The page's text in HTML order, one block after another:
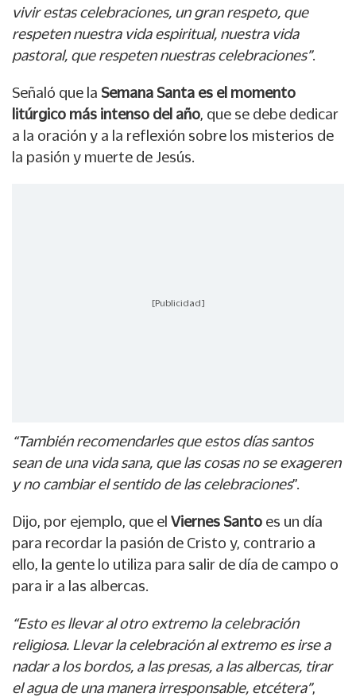
vivir estas celebraciones, un gran respeto, que
respeten nuestra vida espiritual, nuestra vida
pastoral, que respeten nuestras celebraciones”.
Señaló que la Semana Santa es el momento
litúrgico más intenso del año, que se debe dedicar
a la oración y a la reflexión sobre los misterios de
la pasión y muerte de Jesús.
[Publicidad]
“También recomendarles que estos días santos
sean de una vida sana, que las cosas no se exageren
y no cambiar el sentido de las celebraciones”.
Dijo, por ejemplo, que el Viernes Santo es un día
para recordar la pasión de Cristo y, contrario a
ello, la gente lo utiliza para salir de día de campo o
para ir a las albercas.
“Esto es llevar al otro extremo la celebración
religiosa. Llevar la celebración al extremo es irse a
nadar a los bordos, a las presas, a las albercas, tirar
el agua de una manera irresponsable, etcétera”,